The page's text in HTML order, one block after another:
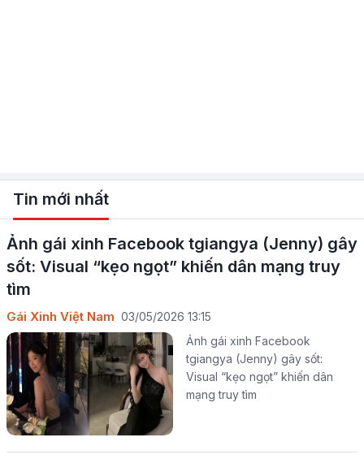
Tin mới nhất
Ảnh gái xinh Facebook tgiangya (Jenny) gây
sốt: Visual “kẹo ngọt” khiến dân mạng truy
tìm
Gái Xinh Việt Nam 03/05/2026 13:15
Ảnh gái xinh Facebook
tgiangya (Jenny) gây sốt:
Visual “kẹo ngọt” khiến dân
mạng truy tìm